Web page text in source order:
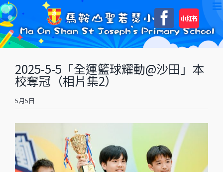
Skip
to
content
自
訂
2025-5-5「全運籃球耀動@沙田」本
校奪冠（相片集2）
5月5日